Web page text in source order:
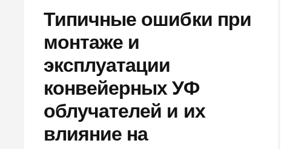
Типичные ошибки при
монтаже и
эксплуатации
конвейерных УФ
облучателей и их
влияние на